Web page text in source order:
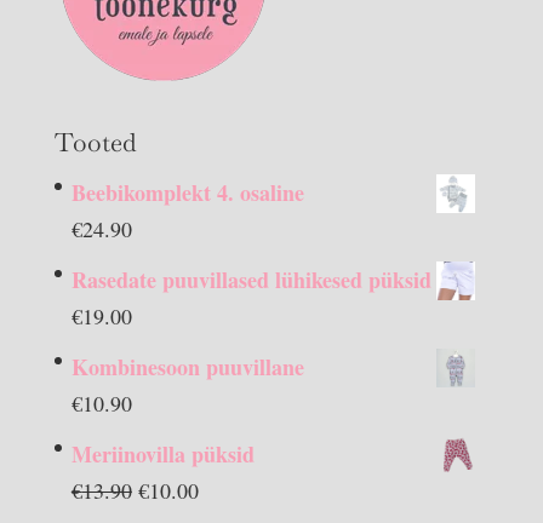
Tooted
Beebikomplekt 4. osaline
€24.90
Rasedate puuvillased lühikesed püksid
€19.00
Kombinesoon puuvillane
€10.90
Meriinovilla püksid
€13.90 Algne
€10.00Praegune